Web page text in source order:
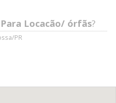
Locacão/ órfãs?
PR